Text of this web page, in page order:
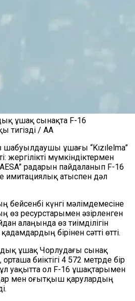
ұшақ сынақта F-16
тигізді / AA
ұшағы “Kızılelma”
мүмкіндіктермен
AESA” радарын пайдаланып F-16
имитациялық атыспен дәл
бейсенбі күнгі мәлімдемесіне
өз ресурстарымен әзірленген
алаңында өз тиімділігін
бірінен сәтті өтті.
ұшақ Чорлудағы сынақ
биіктігі 4 572 метрде бір
уақытта ол F-16 ұшақтарымен
мен оғытқыш қарулардың